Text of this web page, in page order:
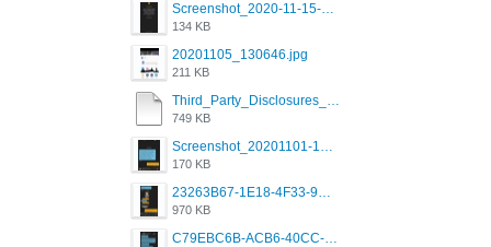
Screenshot_2020-11-15-22-08-28-34_0b220821f310a9cc22e9def9d32cbfd4.jpg
134 KB
20201105_130646.jpg
211 KB
Third_Party_Disclosures_-_20200629 (1).pdf
749 KB
Screenshot_20201101-162951_Grindr.jpg
170 KB
23263B67-1E18-4F33-9D61-2EE4BE273B3B.png
970 KB
C79EBC6B-ACB6-40CC-AC4B-8B841FFFEC78.png